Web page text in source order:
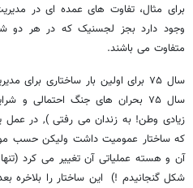
برای مثال، تفاوت های عمده ای در
وجود دارد بجز لجسنیک که در هر دو
متفاوت می باشند.
سال ۷۵ برای اولین بار ساختاری برای
سال ۷۵ بحران های جنگ احتمالی
زیادی وطن! به زندان می رفتی ), در عمل
که ساختار عمومیت داشت ولیکن حسب
آن و هسته عملیاتی آن تغییر می کرد